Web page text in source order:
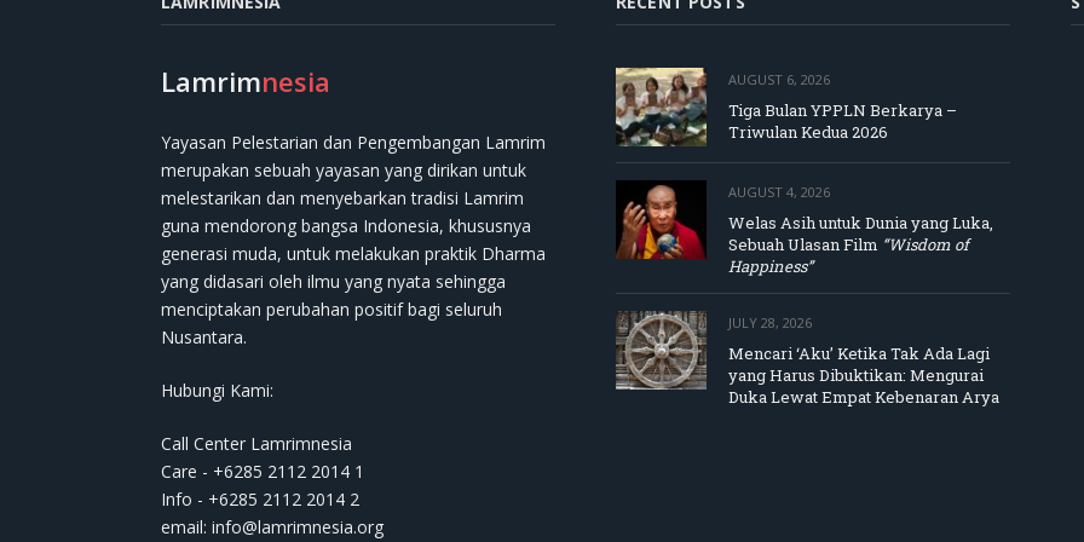
Lamrimnesia
Yayasan Pelestarian dan Pengembangan Lamrim
merupakan sebuah yayasan yang dirikan untuk
melestarikan dan menyebarkan tradisi Lamrim
guna mendorong bangsa Indonesia, khususnya
generasi muda, untuk melakukan praktik Dharma
yang didasari oleh ilmu yang nyata sehingga
menciptakan perubahan positif bagi seluruh
Nusantara.
Hubungi Kami:
Call Center Lamrimnesia
Care - +6285 2112 2014 1
Info - +6285 2112 2014 2
email: info@lamrimnesia.org
AUGUST 6, 2026
Tiga Bulan YPPLN Berkarya –
Triwulan Kedua 2026
AUGUST 4, 2026
Welas Asih untuk Dunia yang Luka,
Sebuah Ulasan Film “Wisdom of
Happiness”
JULY 28, 2026
Mencari ‘Aku’ Ketika Tak Ada Lagi
yang Harus Dibuktikan: Mengurai
Duka Lewat Empat Kebenaran Arya